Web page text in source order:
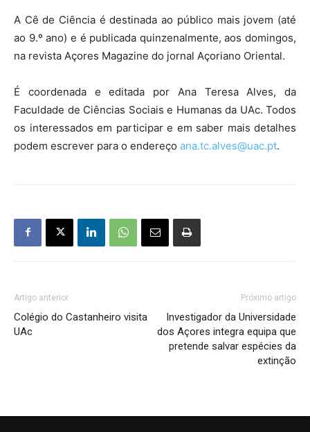
A Cê de Ciência é destinada ao público mais jovem (até
ao 9.º ano) e é publicada quinzenalmente, aos domingos,
na revista Açores Magazine do jornal Açoriano Oriental.
É coordenada e editada por Ana Teresa Alves, da
Faculdade de Ciências Sociais e Humanas da UAc. Todos
os interessados em participar e em saber mais detalhes
podem escrever para o endereço ana.tc.alves@uac.pt.
Artigo anterior
Colégio do Castanheiro visita
UAc
Próximo artigo
Investigador da Universidade
dos Açores integra equipa que
pretende salvar espécies da
extinção